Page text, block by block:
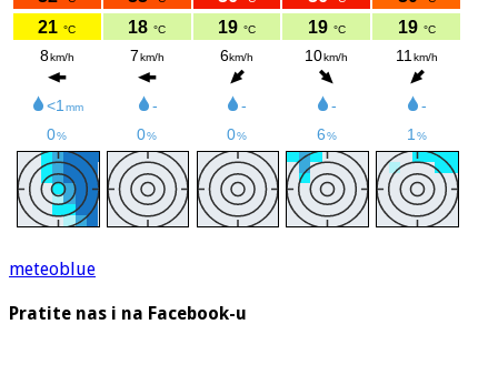
meteoblue
Pratite nas i na Facebook-u